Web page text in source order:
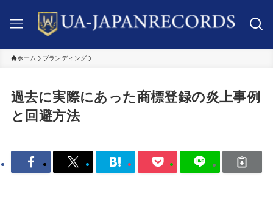
ホーム ブランディング
過去に実際にあった商標登録の炎上事例
と回避方法